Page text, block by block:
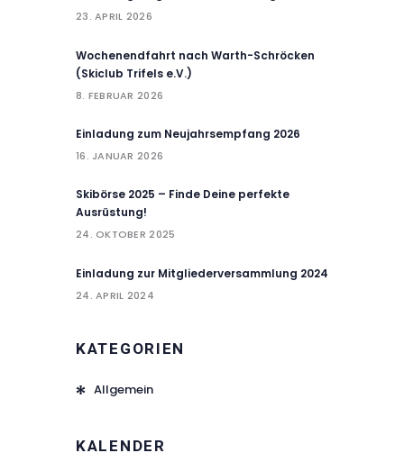
23. APRIL 2026
Wochenendfahrt nach Warth-Schröcken
(Skiclub Trifels e.V.)
8. FEBRUAR 2026
Einladung zum Neujahrsempfang 2026
16. JANUAR 2026
Skibörse 2025 – Finde Deine perfekte
Ausrüstung!
24. OKTOBER 2025
Einladung zur Mitgliederversammlung 2024
24. APRIL 2024
KATEGORIEN
Allgemein
KALENDER